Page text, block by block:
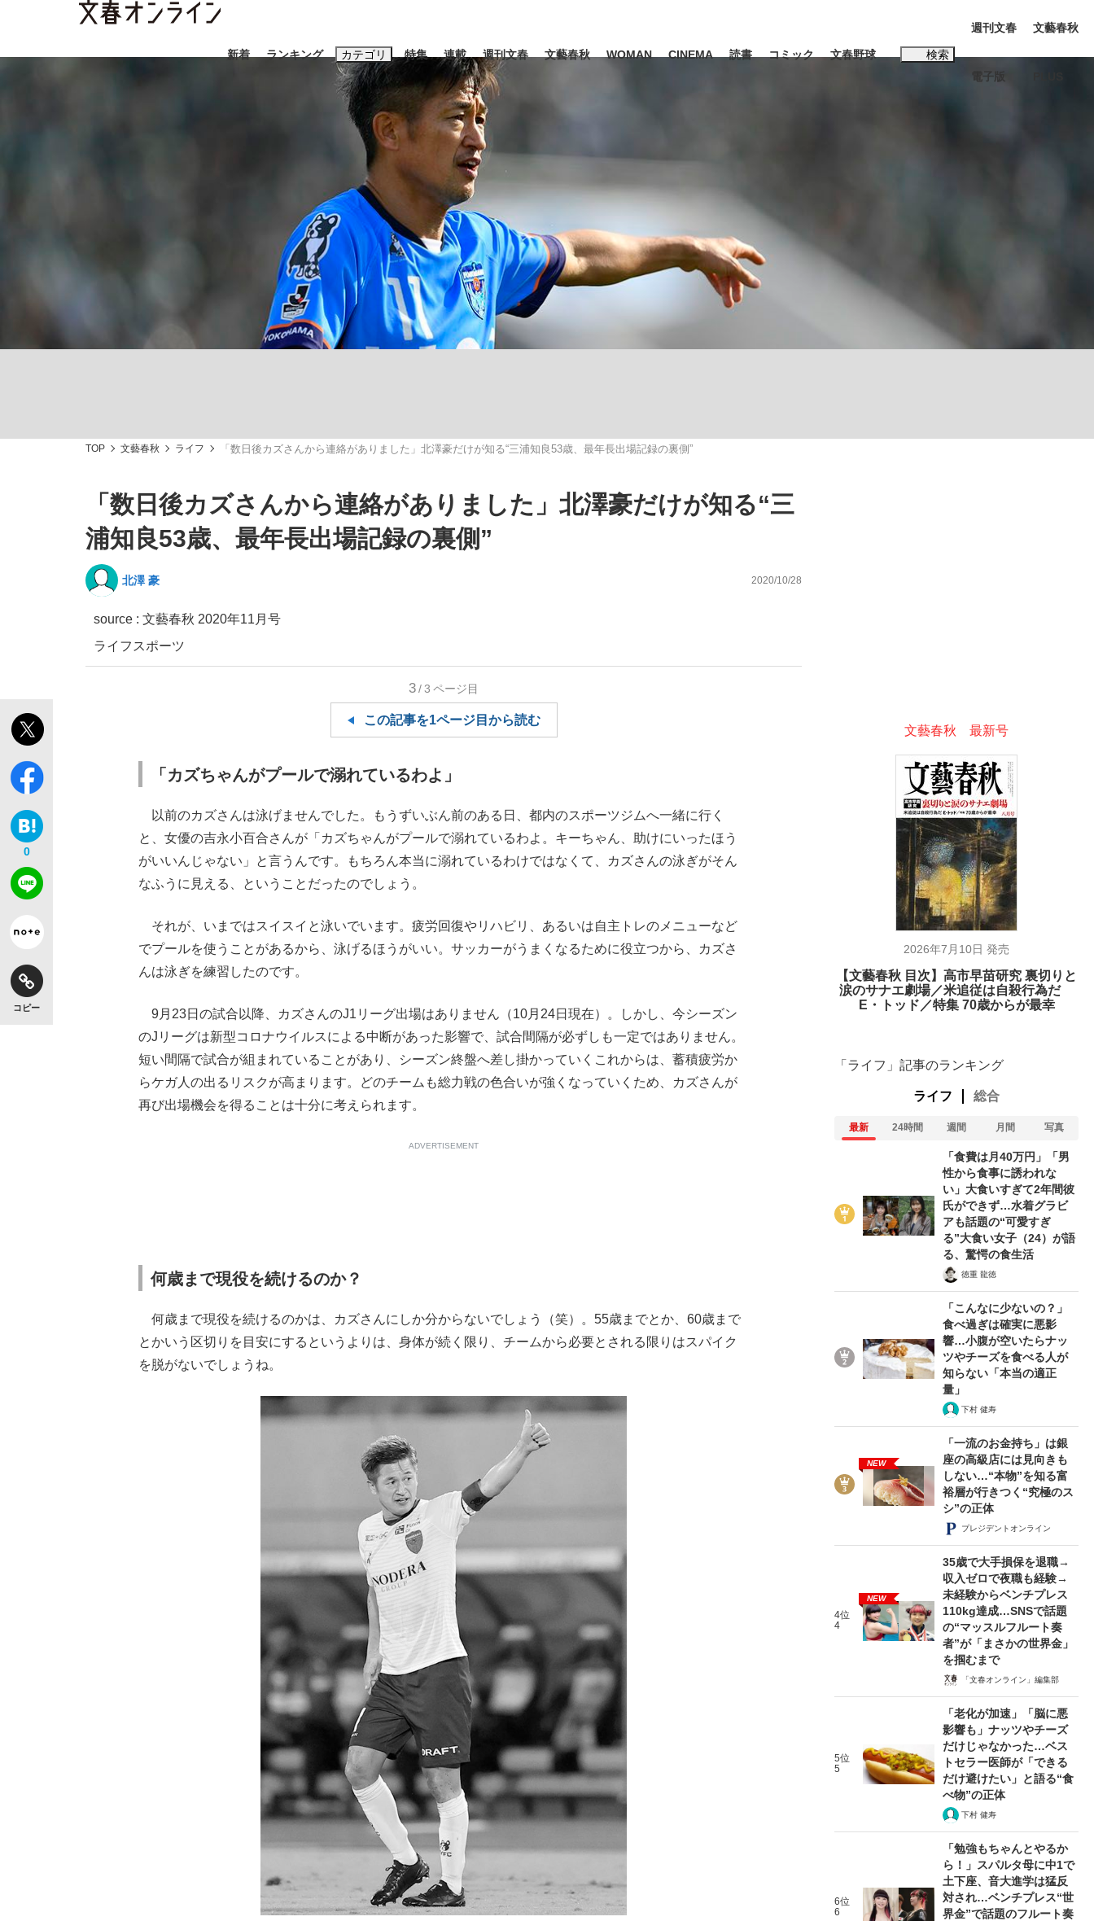
新着 ランキング カテゴリ
ニュース エンタメ
「90%は失敗する。でも…」本田圭佑が初めて明かした日本代表監督に... 「最悪の空気のまま解散」WBC日本代表“敗戦”の真実 選手が明かす...
「敗因分析は一切聞かれなかった」侍ジャパン選手が証言した“NPB聞... 「クマが悪者扱いされているのが悲しい」『北の国から』倉本聰氏（91...
特集
キングの誕生を、目撃せよ。
the Style
連載 週刊文春 文藝春秋 WOMAN CINEMA 読書 コミック 文春野球 検索
おすすめのキーワードタグ一覧
#藤田晋 #三山凌輝 #高市早苗 #後藤真希 #森岡毅 #城彰二
#松田聖子
#玉木雄一郎
#亀和田武
週刊文春
電子版
文藝春秋
TOP 文藝春秋 ライフ 「数日後カズさんから連絡がありました」北澤豪だけが知る“三浦知良53歳、最年長出場記録の裏側”
「数日後カズさんから連絡がありました」北澤豪だけが知る“三
浦知良53歳、最年長出場記録の裏側”
北澤 豪 2020/10/28
source : 文藝春秋 2020年11月号
ライフ スポーツ
0
コピー
3/3 ページ目
この記事を1ページ目から読む
「カズちゃんがプールで溺れているわよ」
以前のカズさんは泳げませんでした。もうずいぶん前のある日、都内のスポーツジムへ一緒に行く
と、女優の吉永小百合さんが「カズちゃんがプールで溺れているわよ。キーちゃん、助けにいったほう
がいいんじゃない」と言うんです。もちろん本当に溺れているわけではなくて、カズさんの泳ぎがそん
なふうに見える、ということだったのでしょう。
それが、いまではスイスイと泳いでいます。疲労回復やリハビリ、あるいは自主トレのメニューなど
でプールを使うことがあるから、泳げるほうがいい。サッカーがうまくなるために役立つから、カズさ
んは泳ぎを練習したのです。
9月23日の試合以降、カズさんのJ1リーグ出場はありません（10月24日現在）。しかし、今シーズン
のJリーグは新型コロナウイルスによる中断があった影響で、試合間隔が必ずしも一定ではありません。
短い間隔で試合が組まれていることがあり、シーズン終盤へ差し掛かっていくこれからは、蓄積疲労か
らケガ人の出るリスクが高まります。どのチームも総力戦の色合いが強くなっていくため、カズさんが
再び出場機会を得ることは十分に考えられます。
ADVERTISEMENT
何歳まで現役を続けるのか？
何歳まで現役を続けるのかは、カズさんにしか分からないでしょう（笑）。55歳までとか、60歳まで
とかいう区切りを目安にするというよりは、身体が続く限り、チームから必要とされる限りはスパイク
を脱がないでしょうね。
文藝春秋 最新号
2026年7月10日 発売
【文藝春秋 目次】高市早苗研究 裏切りと
涙のサナエ劇場／米追従は自殺行為だ
E・トッド／特集 70歳からが最幸
「ライフ」記事のランキング
ライフ 総合
最新 24時間 週間 月間 写真
「食費は月40万円」「男
性から食事に誘われな
い」大食いすぎて2年間彼
氏ができず…水着グラビ
アも話題の“可愛すぎ
る”大食い女子（24）が語
る、驚愕の食生活
徳重 龍徳
「こんなに少ないの？」
食べ過ぎは確実に悪影
響…小腹が空いたらナッ
ツやチーズを食べる人が
知らない「本当の適正
量」
下村 健寿
NEW
「一流のお金持ち」は銀
座の高級店には見向きも
しない…“本物”を知る富
裕層が行きつく“究極のス
シ”の正体
プレジデントオンライン
4位
4
NEW
35歳で大手損保を退職→
収入ゼロで夜職も経験→
未経験からベンチプレス
110kg達成…SNSで話題
の“マッスルフルート奏
者”が「まさかの世界金」
を掴むまで
「文春オンライン」編集部
5位
5
「老化が加速」「脳に悪
影響も」ナッツやチーズ
だけじゃなかった…ベス
トセラー医師が「できる
だけ避けたい」と語る“食
べ物”の正体
下村 健寿
6位
6
「勉強もちゃんとやるか
ら！」スパルタ母に中1で
土下座、音大進学は猛反
対され…ベンチプレス“世
界金”で話題のフルート奏